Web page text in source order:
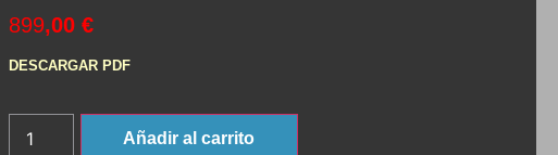
899,00 €
DESCARGAR PDF
Añadir al carrito